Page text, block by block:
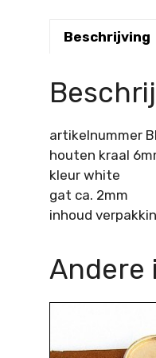
Beschrijving
artikelnummer
houten kraal
kleur white
gat ca. 2mm
inhoud
Andere